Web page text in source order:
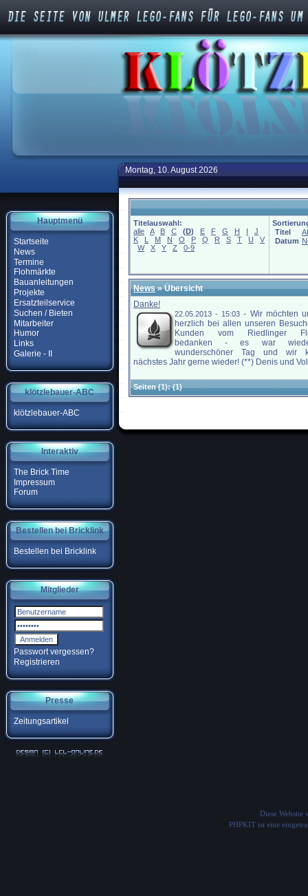
Hauptmenü
Startseite
News
Termine
Flohmärkte
Bauanleitungen
Projekte
Ersatzteilservice
Suchen / Bieten
Mitarbeiter
Humor
Links
Galerie - II
klötzlebauer-ABC
klötzlebauer-ABC
Interaktiv
The Brick Time
Impressum
Forum
Bestellen bei Bricklink
Bestellen bei Bricklink
Mitglieder
Passwort vergessen?
Registrieren
Presse
Zeitungsartikel
Montag, 10. August 2026
Titelauswahl:
alle
A B C (D) E F G H I
J
K
L M N O P Q R S T U
V
W
X Y Z 0-9
Titel
Datum
News» Übersicht
Danke!
22.05.2013 - 15:03 - Wir möchten
herzlich bei allen unseren
Kunden vom Riedlinger
bedanken - es war
wunderschöner Tag und wir
nächstes Jahr gerne wieder! (**) Denis und
Seiten(1):(1)
Diese Website
PHPKIT ist eine